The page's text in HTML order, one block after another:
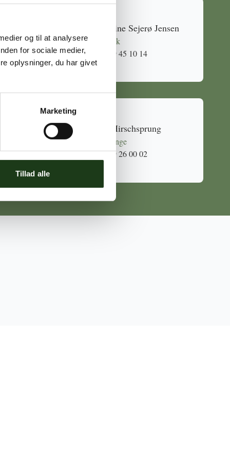
og til at analysere
for sociale medier,
oplysninger, du har givet
Marketing
Tillad alle
Caroline Sejerø Jensen
Holbæk
59 45 10 14
Mia Hirschsprung
Svinninge
59 26 00 02